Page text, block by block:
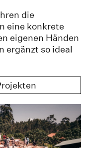
die
eine konkrete
eigenen Händen
ergänzt so ideal